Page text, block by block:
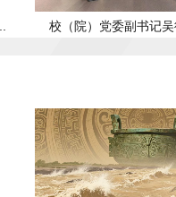
校（院）党委副书记